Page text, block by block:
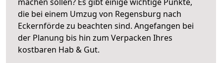
die bei einem Umzug von Regensburg nach
Eckernförde zu beachten sind. Angefangen bei
der Planung bis hin zum Verpacken Ihres
kostbaren Hab & Gut.